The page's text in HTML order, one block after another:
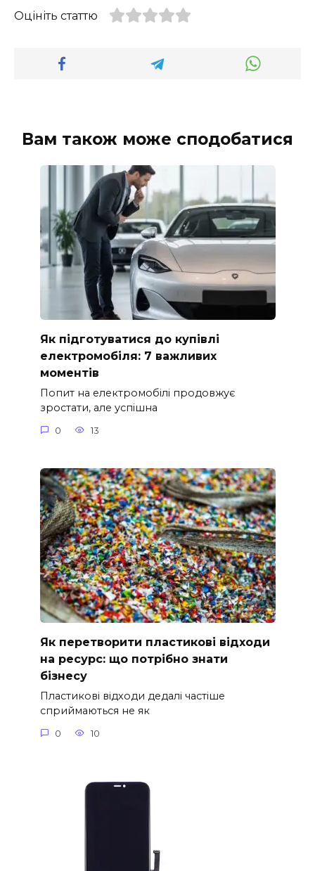
Оцініть статтю
Вам також може сподобатися
Як підготуватися до купівлі
електромобіля: 7 важливих
моментів
Попит на електромобілі продовжує
зростати, але успішна
0 13
Як перетворити пластикові відходи
на ресурс: що потрібно знати
бізнесу
Пластикові відходи дедалі частіше
сприймаються не як
0 10